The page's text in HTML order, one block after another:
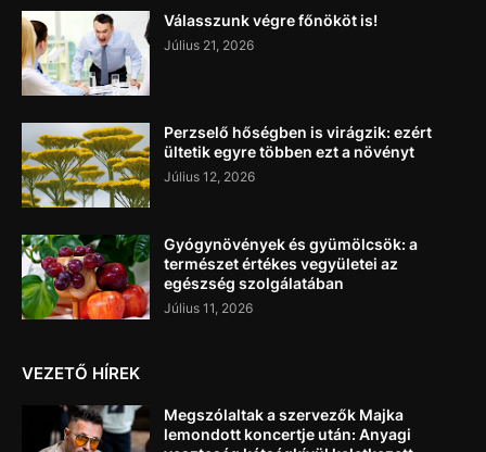
Válasszunk végre főnököt is!
Július 21, 2026
Perzselő hőségben is virágzik: ezért
ültetik egyre többen ezt a növényt
Július 12, 2026
Gyógynövények és gyümölcsök: a
természet értékes vegyületei az
egészség szolgálatában
Július 11, 2026
VEZETŐ HÍREK
Megszólaltak a szervezők Majka
lemondott koncertje után: Anyagi